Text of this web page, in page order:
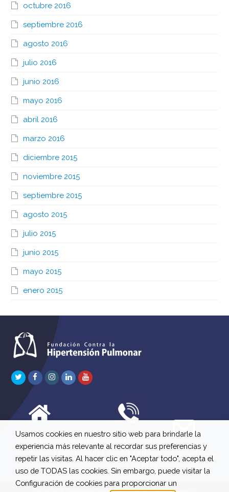
octubre 2016
septiembre 2016
agosto 2016
julio 2016
junio 2016
mayo 2016
abril 2016
marzo 2016
diciembre 2015
noviembre 2015
septiembre 2015
agosto 2015
julio 2015
junio 2015
mayo 2015
enero 2015
TwitterFacebook
Instagram
LinkedInYoutube
C/ Río Jordán 7 bajo
A 28981 Parla Madrid
647 630 515
661 73 42 04
613 22 15 27
info@fchp.es
Usamos cookies en nuestro sitio web para brindarle la
experiencia más relevante al recordar sus preferencias y
repetir las visitas. Al hacer clic en "Aceptar todo", acepta el
uso de TODAS las cookies. Sin embargo, puede visitar la
Configuración de cookies para proporcionar un